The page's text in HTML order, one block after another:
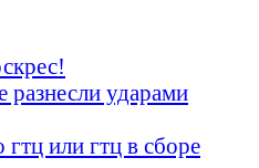
ударами
или гтц в сборе